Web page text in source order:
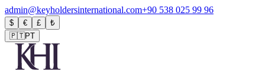
admin@keyholdersinternational.com+90 538 025 99 96
$ € £
₺
🇵🇹PT